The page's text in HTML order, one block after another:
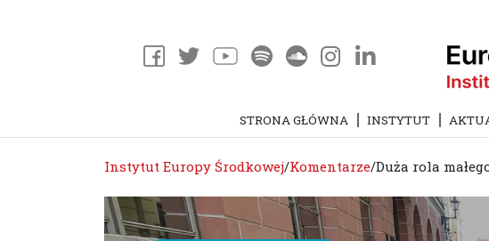
STRONA GŁÓWNA INSTYTUT
Instytut Europy Środkowej/Komentarze/Duża rola